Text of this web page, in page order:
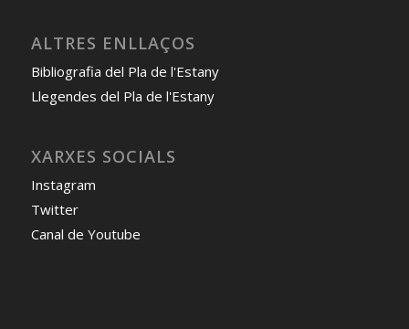
ALTRES ENLLAÇOS
Bibliografia del Pla de l'Estany
Llegendes del Pla de l'Estany
XARXES SOCIALS
Instagram
Twitter
Canal de Youtube